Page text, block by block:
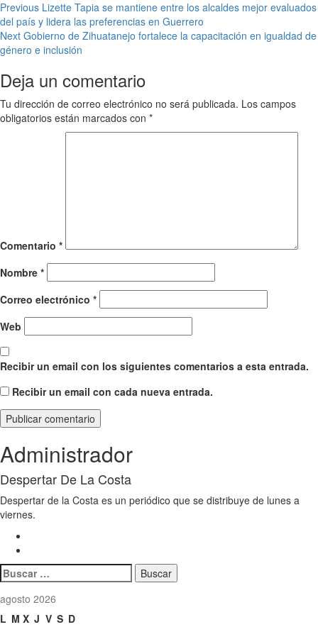
Post
navigation
Previous Lizette Tapia se mantiene entre los alcaldes mejor evaluados
del país y lidera las preferencias en Guerrero
Next Gobierno de Zihuatanejo fortalece la capacitación en igualdad de
género e inclusión
Deja un comentario
Tu dirección de correo electrónico no será publicada. Los campos
obligatorios están marcados con *
Comentario *
Nombre *
Correo electrónico *
Web
Recibir un email con los siguientes comentarios a esta entrada.
Recibir un email con cada nueva entrada.
Administrador
Despertar De La Costa
Despertar de la Costa es un periódico que se distribuye de lunes a
viernes.
Buscar:
agosto 2026
L M X J V S D